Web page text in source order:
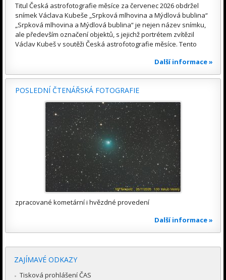
Titul Česká astrofotografie měsíce za červenec 2026 obdržel
snímek Václava Kubeše „Srpková mlhovina a Mýdlová bublina“
„Srpková mlhovina a Mýdlová bublina“ je nejen název snímku,
ale především označení objektů, s jejichž portrétem zvítězil
Václav Kubeš v soutěži Česká astrofotografie měsíce. Tento
Další informace »
POSLEDNÍ ČTENÁŘSKÁ FOTOGRAFIE
zpracované kometární i hvězdné provedení
Další informace »
ZAJÍMAVÉ ODKAZY
Tisková prohlášení ČAS